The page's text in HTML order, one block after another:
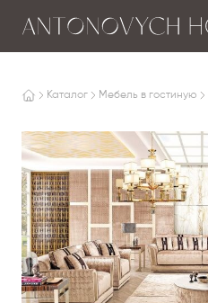
Каталог Мебель в гостиную